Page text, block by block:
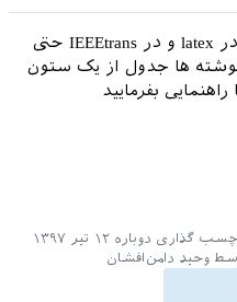
چرا در هر شرایطی در latex و در IEEEtrans حتی
ها جدول از یک ستون
بفرمایید
گذاری دوباره ۱۲ تیر ۱۳۹۷
وحید دامن‌افشان